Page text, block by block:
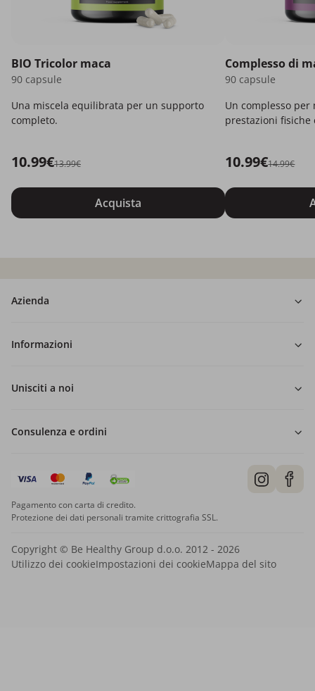
BIO Tricolor maca
90 capsule
Una miscela equilibrata per un supporto
completo.
10.99€13.99€
Acquista
Complesso di
90 capsule
Un complesso
prestazioni fisiche
10.99€14.99€
Azienda
Informazioni
Unisciti a noi
Consulenza e ordini
Pagamento con carta di credito.
Protezione dei dati personali tramite crittografia SSL.
Copyright © Be Healthy Group d.o.o. 2012 - 2026
Utilizzo dei cookieImpostazioni dei cookieMappa del sito